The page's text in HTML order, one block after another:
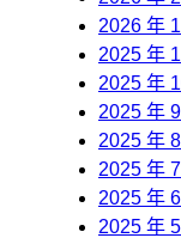
2026 年 1
2025 年
2025 年
2025 年 9
2025 年 8
2025 年 7
2025 年 6
2025 年 5